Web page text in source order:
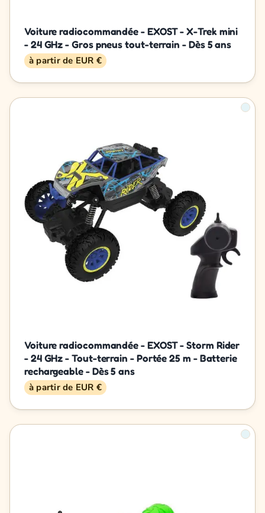
Voiture radiocommandée - EXOST - X-Trek mini
- 24 GHz - Gros pneus tout-terrain - Dès 5 ans
à partir de EUR €
Voiture radiocommandée - EXOST - Storm Rider
- 24 GHz - Tout-terrain - Portée 25 m - Batterie
rechargeable - Dès 5 ans
à partir de EUR €